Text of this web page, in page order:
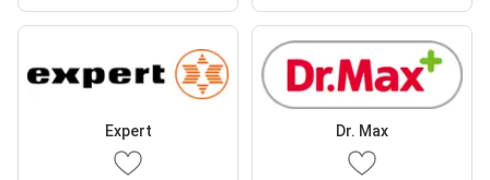
Expert Dr. Max